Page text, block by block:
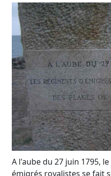
A l'aube du 27 juin 1795,
émigrés royalistes se fait